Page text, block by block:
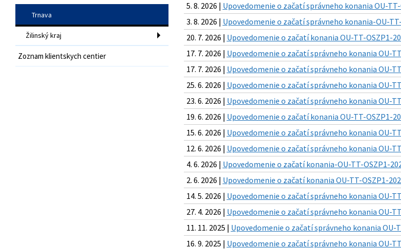
Trnava
Žilinský kraj
Zoznam klientskych centier
5. 8. 2026 | Upovedomenie o začatí správneho konania OU-
3. 8. 2026 | Upovedomenie o začatí správneho konania-OU-
20. 7. 2026 | Upovedomenie o začatí konania OU-TT-OSZP1-
17. 7. 2026 | Upovedomenie o začatí správneho konania OU-
17. 7. 2026 | Upovedomenie o začatí správneho konania OU-
25. 6. 2026 | Upovedomenie o začatí správneho konania OU-
23. 6. 2026 | Upovedomenie o začatí správneho konania OU-
19. 6. 2026 | Upovedomenie o začatí konania OU-TT-OSZP1-
15. 6. 2026 | Upovedomenie o začatí správneho konania OU-
12. 6. 2026 | Upovedomenie o začatí správneho konania OU-
4. 6. 2026 | Upovedomenie o začatí konania-OU-TT-OSZP1-
2. 6. 2026 | Upovedomenie o začatí konania OU-TT-OSZP1-
14. 5. 2026 | Upovedomenie o začatí správneho konania OU-
27. 4. 2026 | Upovedomenie o začatí správneho konania OU-
11. 11. 2025 | Upovedomenie o začatí správneho konania OU-
16. 9. 2025 | Upovedomenie o začatí správneho konania OU-